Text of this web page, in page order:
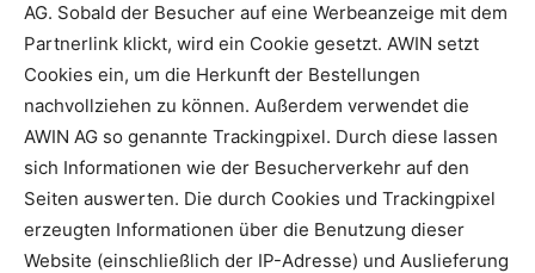
AG. Sobald der Besucher auf eine Werbeanzeige mit dem
Partnerlink klickt, wird ein Cookie gesetzt. AWIN setzt
Cookies ein, um die Herkunft der Bestellungen
nachvollziehen zu können. Außerdem verwendet die
AWIN AG so genannte Trackingpixel. Durch diese lassen
sich Informationen wie der Besucherverkehr auf den
Seiten auswerten. Die durch Cookies und Trackingpixel
erzeugten Informationen über die Benutzung dieser
Website (einschließlich der IP-Adresse) und Auslieferung